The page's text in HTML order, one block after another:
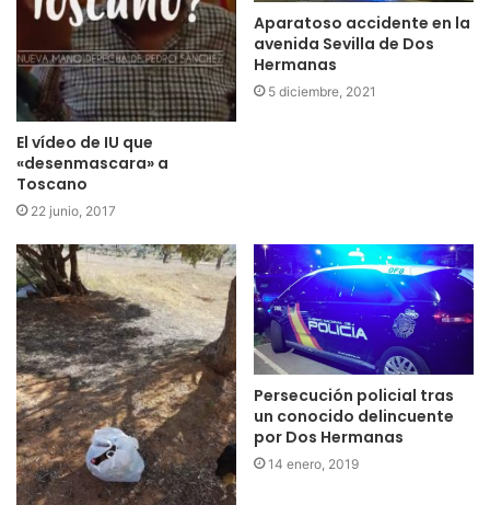
El vídeo de IU que
«desenmascara» a
Toscano
22 junio, 2017
Aparatoso accidente en la
avenida Sevilla de Dos
Hermanas
5 diciembre, 2021
Persecución policial tras
un conocido delincuente
por Dos Hermanas
14 enero, 2019